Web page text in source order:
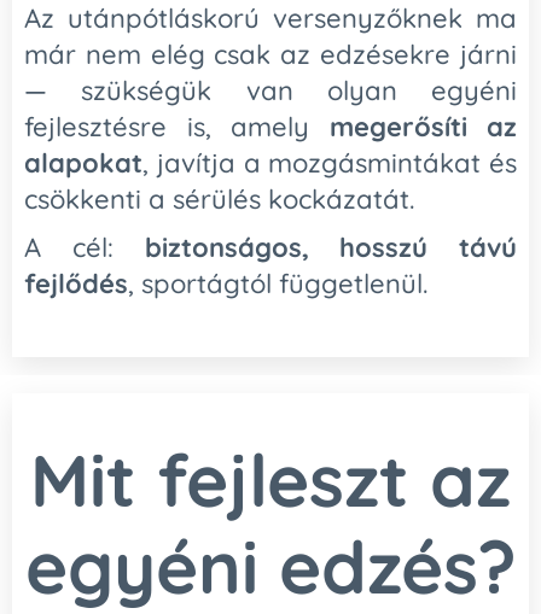
Az utánpótláskorú versenyzőknek ma
már nem elég csak az edzésekre járni
— szükségük van olyan egyéni
fejlesztésre is, amely megerősíti az
alapokat, javítja a mozgásmintákat és
csökkenti a sérülés kockázatát.
A cél: biztonságos, hosszú távú
fejlődés, sportágtól függetlenül.
Mit fejleszt az
egyéni edzés?